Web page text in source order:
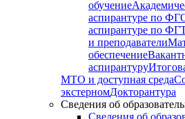
обучение
аспирантуре по
аспирантуре по
и преподаватели
обеспечение
аспирантуру
МТО и доступная среда
экстерномДокторантура
Сведения об
Сведения об